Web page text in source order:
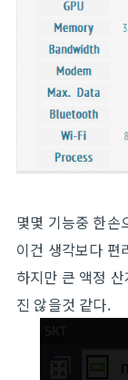
몇몇 기능중 한손
이건 생각보다 편
하지만 큰 액정
진 않을것 같다.